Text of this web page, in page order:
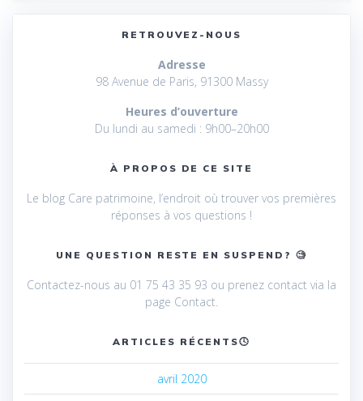
RETROUVEZ-NOUS
Adresse
98 Avenue de Paris, 91300 Massy
Heures d’ouverture
Du lundi au samedi : 9h00–20h00
À PROPOS DE CE SITE
Le blog Care patrimoine, l’endroit où trouver vos premières
réponses à vos questions !
UNE QUESTION RESTE EN SUSPEND? 🧐
Contactez-nous au 01 75 43 35 93 ou prenez contact via la
page Contact.
ARTICLES RÉCENTS🕓
avril 2020